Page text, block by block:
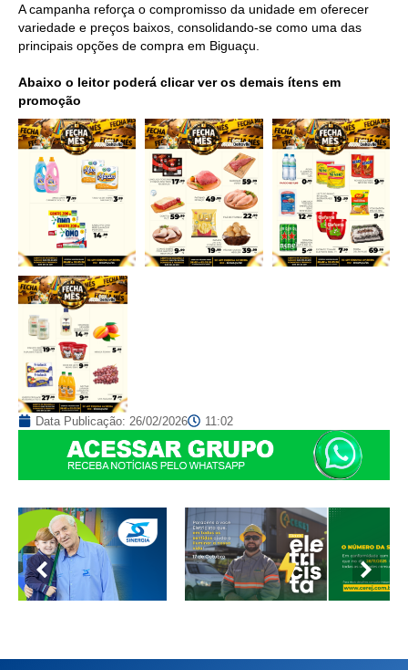
A campanha reforça o compromisso da unidade em oferecer
variedade e preços baixos, consolidando-se como uma das
principais opções de compra em Biguaçu.
Abaixo o leitor poderá clicar ver os demais ítens em
promoção
Data Publicação: 26/02/2026 11:02